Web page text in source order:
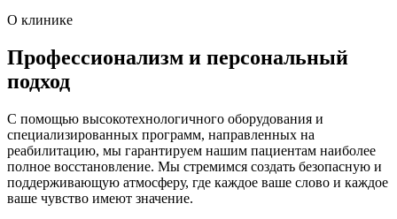
О клинике
Профессионализм и персональный
подход
С помощью высокотехнологичного оборудования и
специализированных программ, направленных на
реабилитацию, мы гарантируем нашим пациентам наиболее
полное восстановление. Мы стремимся создать безопасную и
поддерживающую атмосферу, где каждое ваше слово и каждое
ваше чувство имеют значение.